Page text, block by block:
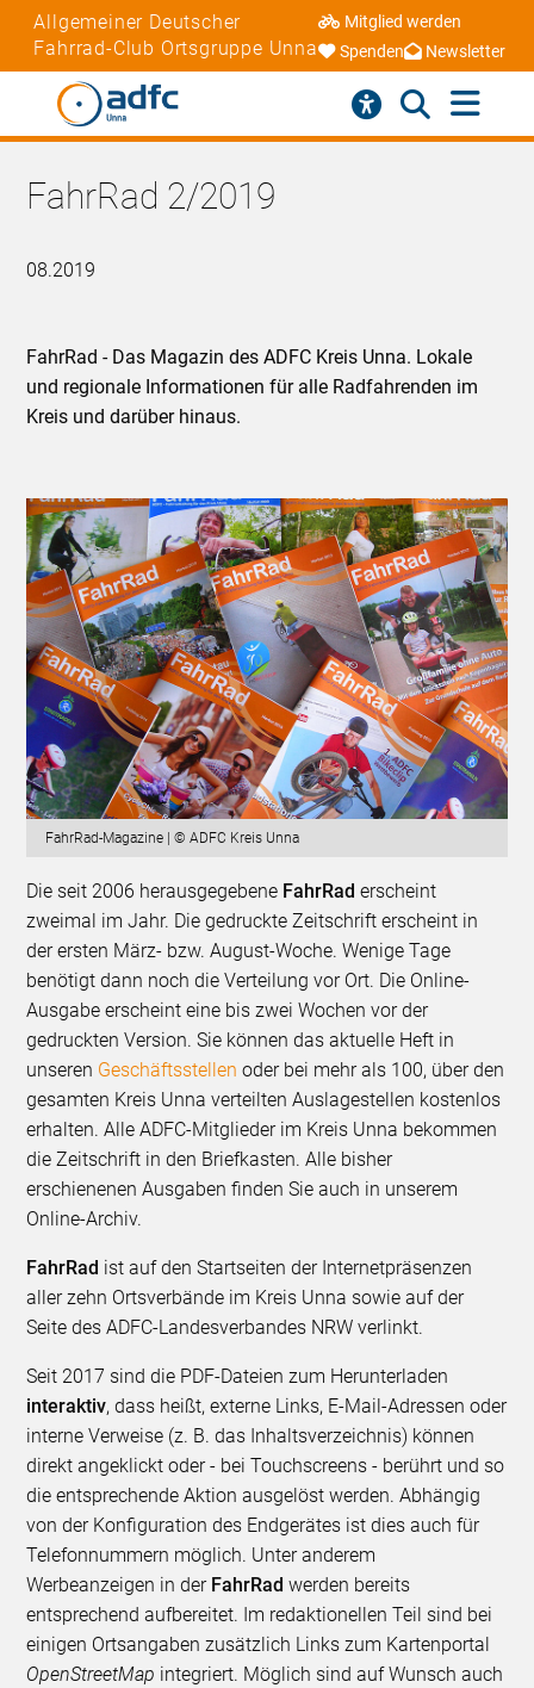
Allgemeiner Deutscher
Fahrrad-Club Ortsgruppe Unna
Mitglied werden
Spenden
Newsletter
FahrRad 2/2019
08.2019
FahrRad - Das Magazin des ADFC Kreis Unna. Lokale
und regionale Informationen für alle Radfahrenden im
Kreis und darüber hinaus.
FahrRad-Magazine | © ADFC Kreis Unna
Die seit 2006 herausgegebene FahrRad erscheint
zweimal im Jahr. Die gedruckte Zeitschrift erscheint in
der ersten März- bzw. August-Woche. Wenige Tage
benötigt dann noch die Verteilung vor Ort. Die Online-
Ausgabe erscheint eine bis zwei Wochen vor der
gedruckten Version. Sie können das aktuelle Heft in
unseren Geschäftsstellen oder bei mehr als 100, über den
gesamten Kreis Unna verteilten Auslagestellen kostenlos
erhalten. Alle ADFC-Mitglieder im Kreis Unna bekommen
die Zeitschrift in den Briefkasten. Alle bisher
erschienenen Ausgaben finden Sie auch in unserem
Online-Archiv.
FahrRad ist auf den Startseiten der Internetpräsenzen
aller zehn Ortsverbände im Kreis Unna sowie auf der
Seite des ADFC-Landesverbandes NRW verlinkt.
Seit 2017 sind die PDF-Dateien zum Herunterladen
interaktiv, dass heißt, externe Links, E-Mail-Adressen oder
interne Verweise (z. B. das Inhaltsverzeichnis) können
direkt angeklickt oder - bei Touchscreens - berührt und so
die entsprechende Aktion ausgelöst werden. Abhängig
von der Konfiguration des Endgerätes ist dies auch für
Telefonnummern möglich. Unter anderem
Werbeanzeigen in der FahrRad werden bereits
entsprechend aufbereitet. Im redaktionellen Teil sind bei
einigen Ortsangaben zusätzlich Links zum Karten­portal
OpenStreetMap integriert. Möglich sind auf Wunsch auch